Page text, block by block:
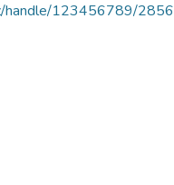
handle/123456789/2856